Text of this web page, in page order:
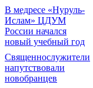
В медресе «Нуруль-
Ислам» ЦДУМ
России начался
новый учебный год
Священнослужители
напутствовали
новобранцев